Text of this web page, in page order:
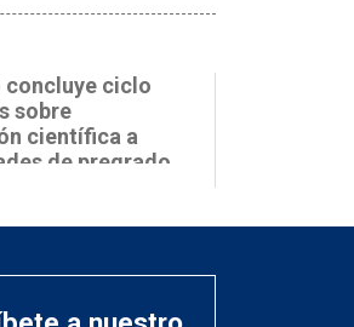
concluye ciclo
sobre
científica a
de pregrado